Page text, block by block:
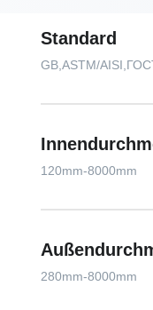
Standard
GB,ASTM/
120mm-8000mm
280mm-8000mm